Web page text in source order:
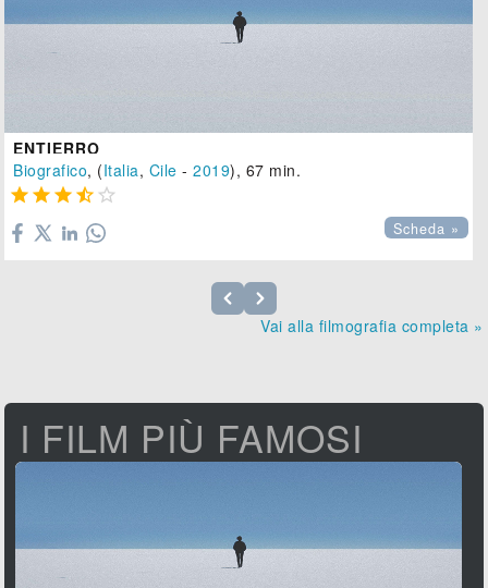
ENTIERRO
Biografico, (Italia, Cile -2019), 67 min.
    
Scheda »
Vai alla filmografia completa »
I FILM PIÙ FAMOSI